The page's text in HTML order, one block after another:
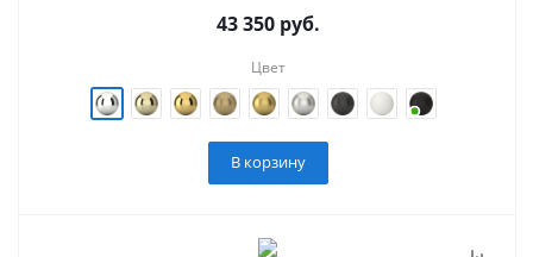
43 350руб.
Цвет
В корзину